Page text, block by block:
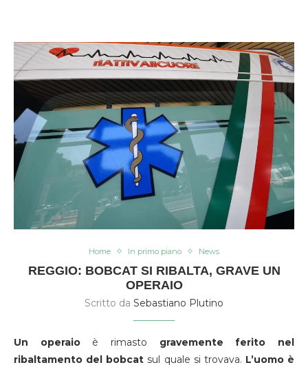
Home In primo piano News
REGGIO: BOBCAT SI RIBALTA, GRAVE UN
OPERAIO
Scritto da Sebastiano Plutino
Un operaioè rimasto gravemente ferito nel
ribaltamento del bobcat sul quale si trovava. L’uomo è